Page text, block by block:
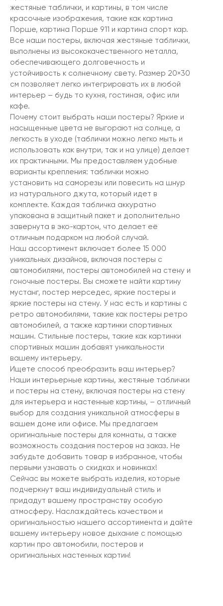
жестяные таблички, и картины, в том числе
красочные изображения, такие как картина
Порше, картина Порше 911 и картина спорт кар.
Все наши постеры, включая жестяные таблички,
выполнены из высококачественного металла,
обеспечивающего долговечность и
устойчивость к солнечному свету. Размер 20×30
см позволяет легко интегрировать их в любой
интерьер – будь то кухня, гостиная, офис или
кафе.
Почему стоит выбрать наши постеры? Яркие и
насыщенные цвета не выгорают на солнце, а
легкость в уходе (таблички можно легко мыть и
использовать как внутри, так и на улице) делает
их практичными. Мы предоставляем удобные
варианты крепления: таблички можно
установить на саморезы или повесить на шнур
из натурального джута, который идет в
комплекте. Каждая табличка аккуратно
упакована в защитный пакет и дополнительно
завернута в эко-картон, что делает её
отличным подарком на любой случай.
Наш ассортимент включает более 15 000
уникальных дизайнов, включая постеры с
автомобилями, постеры автомобилей на стену и
гоночные постеры. Вы сможете найти картину
мустанг, постер мерседес, яркие постеры и
яркие постеры на стену. У нас есть и картины с
ретро автомобилями, такие как постеры ретро
автомобилей, а также картинки спортивных
машин. Стильные постеры, такие как картинки
спортивных машин добавят уникальности
вашему интерьеру.
Ищете способ преобразить ваш интерьер?
Наши интерьерные картины, жестяные таблички
и постеры на стену, включая постеры на стену
для интерьера и настенные картины, – отличный
выбор для создания уникальной атмосферы в
вашем доме или офисе. Мы предлагаем
оригинальные постеры для комнаты, а также
возможность создания постеров на заказ. Не
забудьте добавить товар в избранное, чтобы
первыми узнавать о скидках и новинках!
Сейчас вы можете выбрать изделия, которые
подчеркнут ваш индивидуальный стиль и
придадут вашему пространству особую
атмосферу. Наслаждайтесь качеством и
оригинальностью нашего ассортимента и дайте
вашему интерьеру новое дыхание с помощью
картин про автомобили, постеров и
оригинальных настенных картин!